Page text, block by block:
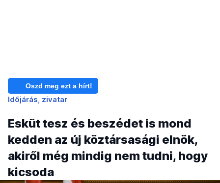
Oszd meg ezt a hírt!
Időjárás zivatar
Esküt tesz és beszédet is mond
kedden az új köztársasági elnök,
akiről még mindig nem tudni, hogy
kicsoda